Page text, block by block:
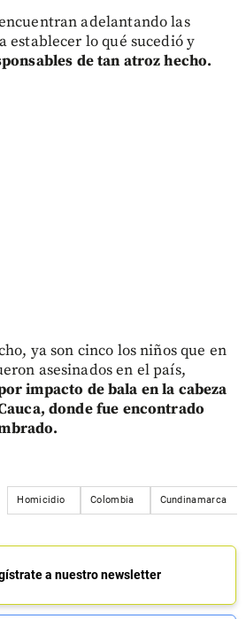
adelantando las
establecer lo qué sucedió y
de tan atroz hecho.
ya son cinco los niños que en
asesinados en el país,
impacto de bala en la cabeza
donde fue encontrado
Homicidio Colombia Cundinamarca
a nuestro newsletter